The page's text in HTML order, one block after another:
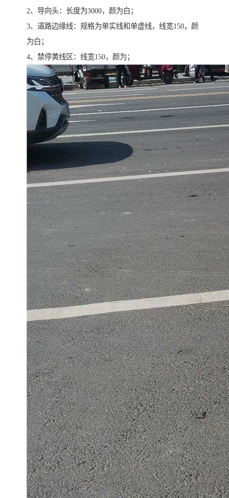
2、导向头：长度为3000，颜为白；
3、道路边缘线：规格为单实线和单虚线，线宽150，颜
为白；
4、禁停黄线区：线宽150，颜为；